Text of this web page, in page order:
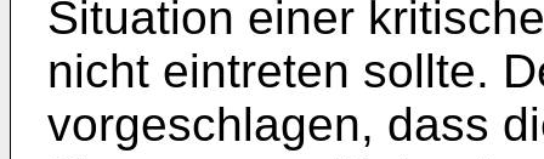
Situation einer
nicht eintreten sollte.
vorgeschlagen, dass